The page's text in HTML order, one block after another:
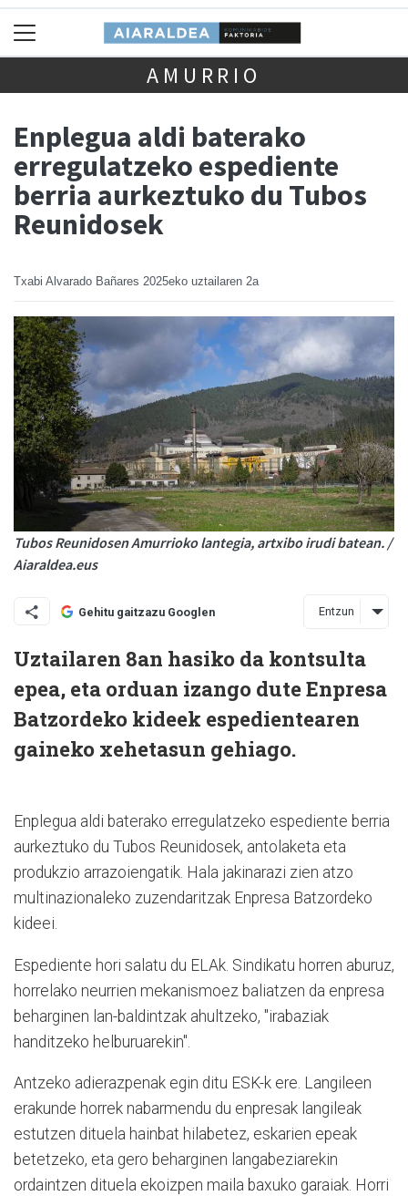
AMURRIO
Enplegua aldi baterako
erregulatzeko espediente
berria aurkeztuko du Tubos
Reunidosek
Txabi Alvarado Bañares 2025eko uztailaren 2a
Tubos Reunidosen Amurrioko lantegia, artxibo irudi batean. /
Aiaraldea.eus
Gehitu gaitzazu Googlen Entzun
Uztailaren 8an hasiko da kontsulta
epea, eta orduan izango dute Enpresa
Batzordeko kideek espedientearen
gaineko xehetasun gehiago.
Enplegua aldi baterako erregulatzeko espediente berria
aurkeztuko du Tubos Reunidosek, antolaketa eta
produkzio arrazoiengatik. Hala jakinarazi zien atzo
multinazionaleko zuzendaritzak Enpresa Batzordeko
kideei.
Espediente hori salatu du ELAk. Sindikatu horren aburuz,
horrelako neurrien mekanismoez baliatzen da enpresa
beharginen lan-baldintzak ahultzeko, "irabaziak
handitzeko helburuarekin".
Antzeko adierazpenak egin ditu ESK-k ere. Langileen
erakunde horrek nabarmendu du enpresak langileak
estutzen dituela hainbat hilabetez, eskarien epeak
betetzeko, eta gero beharginen langabeziarekin
ordaintzen dituela ekoizpen maila baxuko garaiak. Horri